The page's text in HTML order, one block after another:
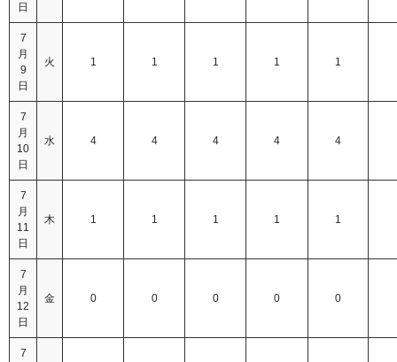
日
7
月
9
日
火 1 1 1 1 1
7
月
10
日
水 4 4 4 4 4
7
月
11
日
木 1 1 1 1 1
7
月
12
日
金 0 0 0 0 0
7